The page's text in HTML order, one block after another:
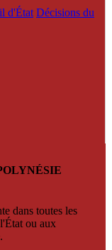
d'État Décisions du
dans toutes les
ou aux